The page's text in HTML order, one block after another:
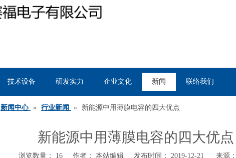
技术设备 研发实力 企业文化 新闻 联络我们
新闻中心 » 行业新闻 » 新能源中用薄膜电容的四大优点
新能源中用薄膜电容的四大优点
浏览数量： 16 作者： 本站编辑 发布时间： 2019-12-21 来源：